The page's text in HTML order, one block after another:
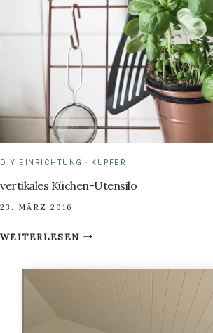
DIY EINRICHTUNG · KUPFER
vertikales Küchen-Utensilo
23. MÄRZ 2016
WEITERLESENVERTIKALES
UTENSILO